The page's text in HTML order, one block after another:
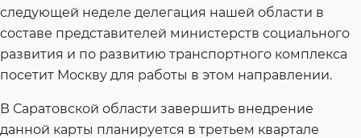
следующей неделе делегация нашей области в
составе представителей министерств социального
развития и по развитию транспортного комплекса
посетит Москву для работы в этом направлении.
В Саратовской области завершить внедрение
данной карты планируется в третьем квартале